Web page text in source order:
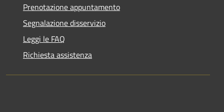
Prenotazione appuntamento
Segnalazione disservizio
Leggi le FAQ
Richiesta assistenza